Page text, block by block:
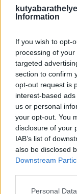
Information
If you wish to opt-
processing of
targeted
section to confirm
opt-out request is
interest-based
us or personal
your opt-out. You
disclosure of your
IAB’s list of
also be disclosed
Downstream
Personal
megtekinteni.